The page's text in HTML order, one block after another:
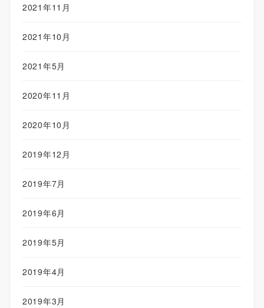
2021年11月
2021年10月
2021年5月
2020年11月
2020年10月
2019年12月
2019年7月
2019年6月
2019年5月
2019年4月
2019年3月